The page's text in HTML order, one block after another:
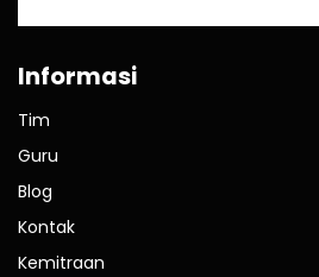
Informasi
Tim
Guru
Blog
Kontak
Kemitraan